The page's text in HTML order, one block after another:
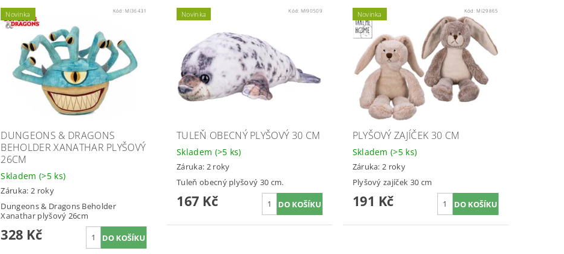
Novinka Kód:MI36431
DUNGEONS & DRAGONS
BEHOLDER XANATHAR PLYŠOVÝ
26CM
Skladem (>5 ks)
Záruka: 2 roky
Dungeons & Dragons Beholder
Xanathar plyšový 26cm
328 Kč
Novinka Kód: MI90509
TULEŇ OBECNÝ PLYŠOVÝ 30 CM
Skladem (>5 ks)
Záruka: 2 roky
Tuleň obecný plyšový 30 cm.
167 Kč
Novinka Kód:MI29865
PLYŠOVÝ ZAJÍČEK 30 CM
Skladem(>5 ks)
Záruka: 2 roky
Plyšový zajíček 30 cm
191 Kč